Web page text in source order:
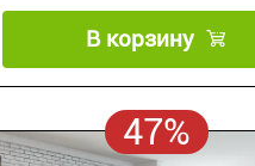
В корзину
47%